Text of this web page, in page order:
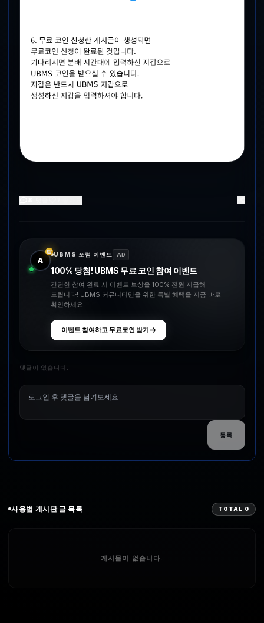
A
UBMS 포럼 이벤트 AD
100% 당첨! UBMS 무료 코인 참여 이벤트
간단한 참여 완료 시 이벤트 보상을 100% 전원 지급해
드립니다! UBMS 커뮤니티만을 위한 특별 혜택을 지금 바로
확인하세요.
이벤트 참여하고 무료코인 받기
댓글이 없습니다.
등록
사용법 게시판 글 목록 TOTAL 0
게시물이 없습니다.